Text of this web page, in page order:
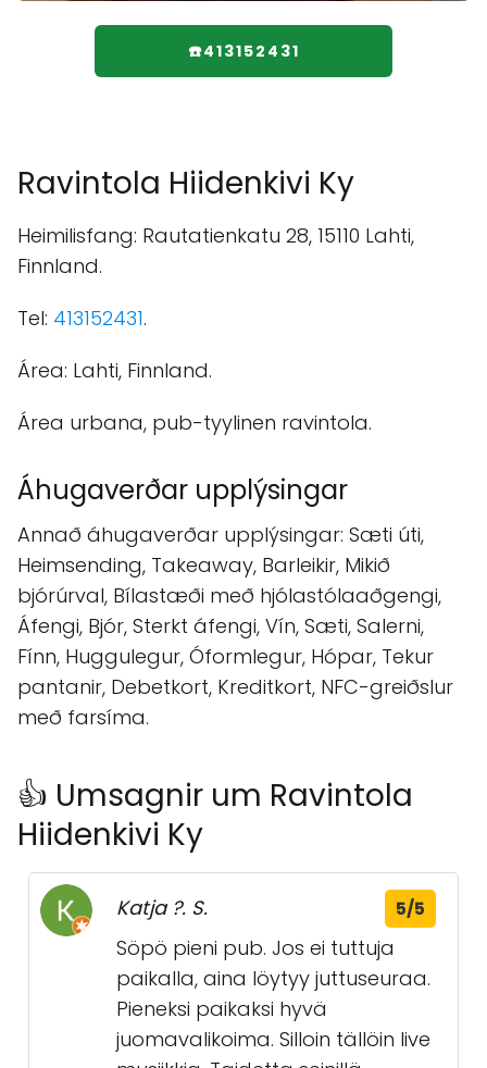
☎️413152431
Ravintola Hiidenkivi Ky
Heimilisfang: Rautatienkatu 28, 15110 Lahti,
Finnland.
Tel: 413152431.
Área: Lahti, Finnland.
Área urbana, pub-tyylinen ravintola.
Áhugaverðar upplýsingar
Annað áhugaverðar upplýsingar: Sæti úti,
Heimsending, Takeaway, Barleikir, Mikið
bjórúrval, Bílastæði með hjólastólaaðgengi,
Áfengi, Bjór, Sterkt áfengi, Vín, Sæti, Salerni,
Fínn, Huggulegur, Óformlegur, Hópar, Tekur
pantanir, Debetkort, Kreditkort, NFC-greiðslur
með farsíma.
👍 Umsagnir um Ravintola
Hiidenkivi Ky
Katja ?. S. 5/5
Söpö pieni pub. Jos ei tuttuja
paikalla, aina löytyy juttuseuraa.
Pieneksi paikaksi hyvä
juomavalikoima. Silloin tällöin live